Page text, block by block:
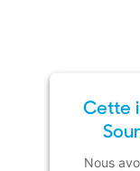
Cette
Nous